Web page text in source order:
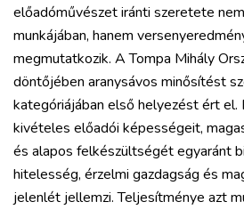
előadóművészet iránti szeretete
munkájában, hanem
megmutatkozik. A Tompa Mihály
döntőjében aranysávos minősítést
kategóriájában első helyezést ért el.
kivételes előadói képességeit,
és alapos felkészültségét egyaránt
hitelesség, érzelmi gazdagság és
jelenlét jellemzi. Teljesítménye azt